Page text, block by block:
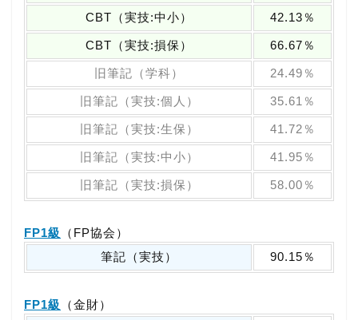
CBT（実技:中小） 42.13％
CBT（実技:損保） 66.67％
旧筆記（学科） 24.49％
旧筆記（実技:個人） 35.61％
旧筆記（実技:生保） 41.72％
旧筆記（実技:中小） 41.95％
旧筆記（実技:損保） 58.00％
FP1級
（FP協会）
筆記（実技）
90.15％
FP1級
（金財）